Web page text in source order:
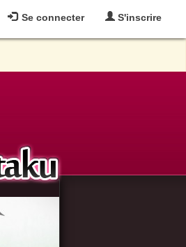
Se connecter S'inscrire